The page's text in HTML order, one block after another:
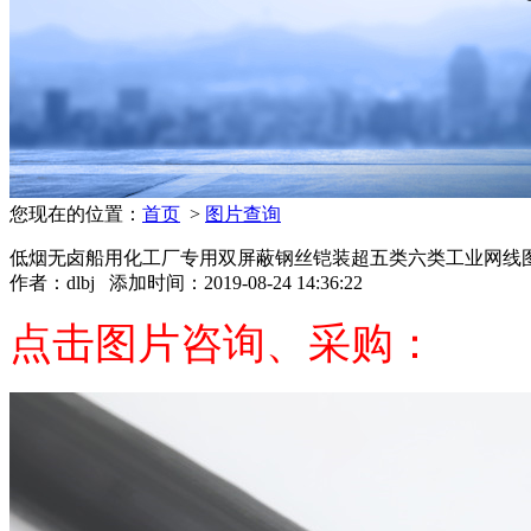
您现在的位置： 首页 > 图片查询
低烟无卤船用化工厂专用双屏蔽钢丝铠装超五类六类工业网线
作者： dlbj 添加时间：2019-08-24 14:36:22
点击图片咨询、采购：